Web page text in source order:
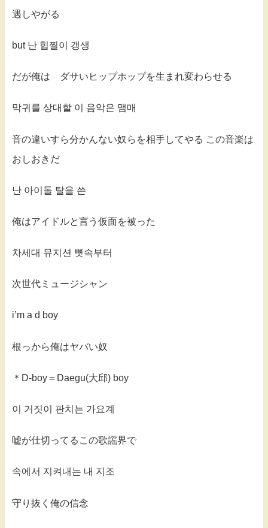
遇しやがる
but 난 힙찔이 갱생
だが俺は ダサいヒップホップを生まれ変わらせる
막귀를 상대할 이 음악은 맴매
音の違いすら分かんない奴らを相手してやる この音楽は
おしおきだ
난 아이돌 탈을 쓴
俺はアイドルと言う仮面を被った
차세대 뮤지션 뼛속부터
次世代ミュージシャン
i’m a d boy
根っから俺はヤバい奴
＊D-boy＝Daegu(大邱) boy
이 거짓이 판치는 가요계
嘘が仕切ってるこの歌謡界で
속에서 지켜내는 내 지조
守り抜く俺の信念